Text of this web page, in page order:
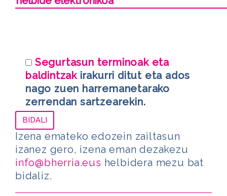
Segurtasun terminoak eta
baldintzak irakurri ditut eta ados
nago zuen harremanetarako
zerrendan sartzearekin.
Izena emateko edozein zailtasun
izanez gero, izena eman dezakezu
info@bherria.eus helbidera mezu bat
bidaliz.